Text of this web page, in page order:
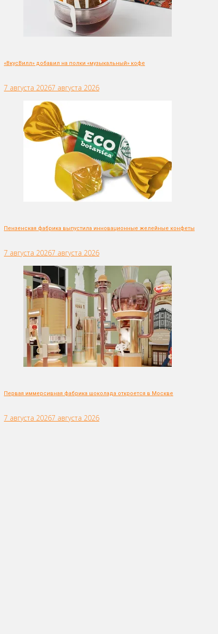
«ВкусВилл» добавил на полки «музыкальный» кофе
7 августа 20267 августа 2026
Пензенская фабрика выпустила инновационные желейные конфеты
7 августа 20267 августа 2026
Первая иммерсивная фабрика шоколада откроется в Москве
7 августа 20267 августа 2026